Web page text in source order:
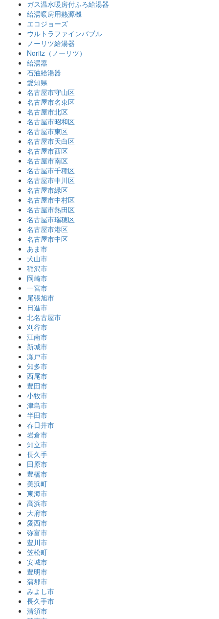
ガス温水暖房付ふろ給湯器
給湯暖房用熱源機
エコジョーズ
ウルトラファインバブル
ノーリツ給湯器
Noritz（ノーリツ）
給湯器
石油給湯器
愛知県
名古屋市守山区
名古屋市名東区
名古屋市北区
名古屋市昭和区
名古屋市東区
名古屋市天白区
名古屋市西区
名古屋市南区
名古屋市千種区
名古屋市中川区
名古屋市緑区
名古屋市中村区
名古屋市熱田区
名古屋市瑞穂区
名古屋市港区
名古屋市中区
あま市
犬山市
稲沢市
岡崎市
一宮市
尾張旭市
日進市
北名古屋市
刈谷市
江南市
新城市
瀬戸市
知多市
西尾市
豊田市
小牧市
津島市
半田市
春日井市
岩倉市
知立市
長久手
田原市
豊橋市
美浜町
東海市
高浜市
大府市
愛西市
弥富市
豊川市
笠松町
安城市
豊明市
蒲郡市
みよし市
長久手市
清須市